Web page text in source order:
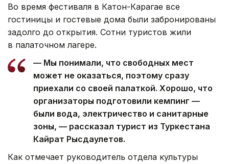
Во время фестиваля в Катон-Карагае все
гостиницы и гостевые дома были забронированы
задолго до открытия. Сотни туристов жили
в палаточном лагере.
— Мы понимали, что свободных мест
может не оказаться, поэтому сразу
приехали со своей палаткой. Хорошо, что
организаторы подготовили кемпинг —
были вода, электричество и санитарные
зоны, — рассказал турист из Туркестана
Кайрат Рысдаулетов.
Как отмечает руководитель отдела культуры